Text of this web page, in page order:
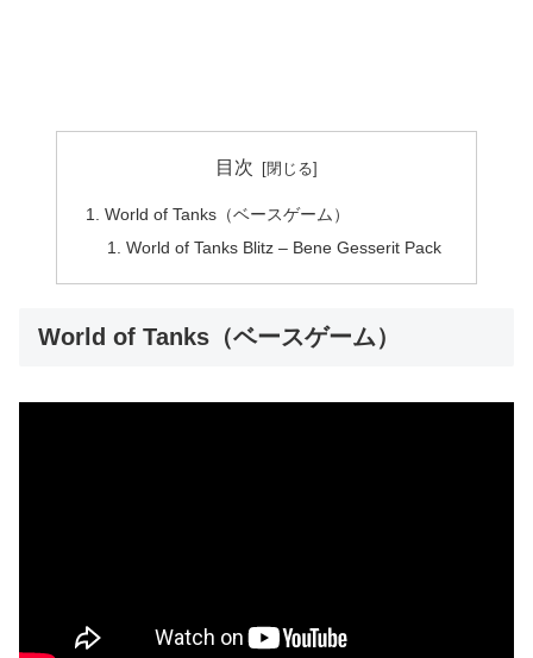
目次
World of Tanks（ベースゲーム）
World of Tanks Blitz – Bene Gesserit Pack
World of Tanks（ベースゲーム）